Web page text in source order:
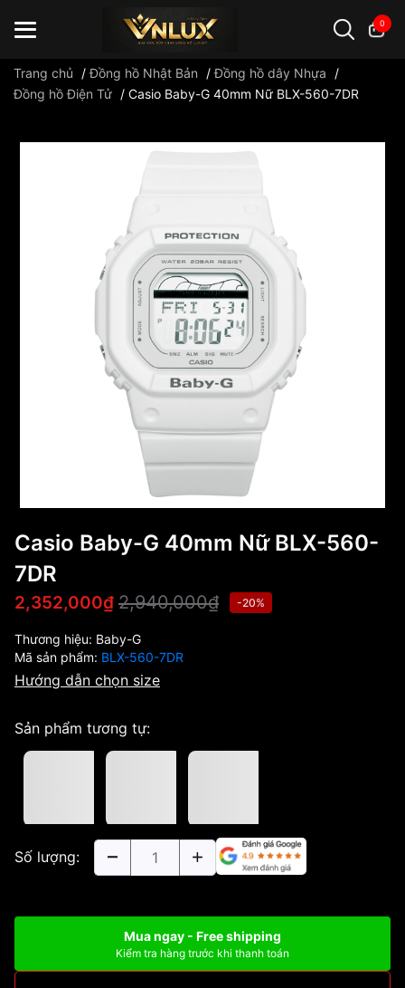
0
Trang chủ /Đồng hồ Nhật Bản /Đồng hồ dây Nhựa
/
Đồng hồ Điện Tử / Casio Baby-G 40mm Nữ BLX-560-7DR
Casio Baby-G 40mm Nữ BLX-560-
7DR
2,352,000₫ 2,940,000₫ -20%
Thương hiệu: Baby-G
Mã sản phẩm: BLX-560-7DR
Hướng dẫn chọn size
Sản phẩm tương tự:
Số lượng:
Mua ngay - Free shipping
Kiểm tra hàng trước khi thanh toán